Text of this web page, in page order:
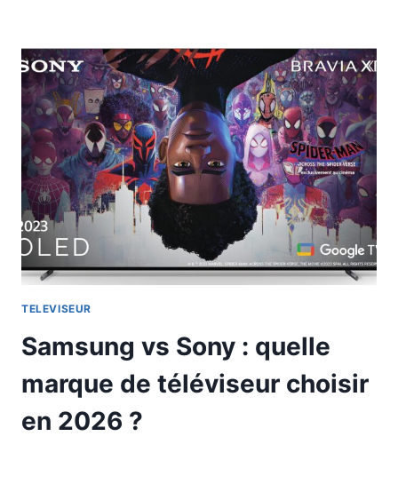
TELEVISEUR
Samsung vs Sony : quelle
marque de téléviseur choisir
en 2026 ?